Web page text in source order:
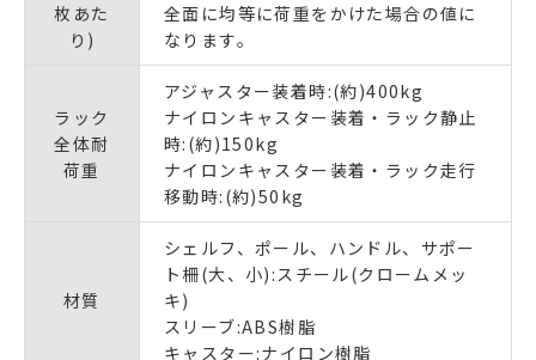
枚あた
り)
全面に均等に荷重をかけた場合の値に
なります。
ラック
全体耐
荷重
アジャスター装着時:(約)400kg
ナイロンキャスター装着・ラック静止
時:(約)150kg
ナイロンキャスター装着・ラック走行
移動時:(約)50kg
材質
シェルフ、ポール、ハンドル、サポー
ト柵(大、小):スチール(クロームメッ
キ)
スリーブ:ABS樹脂
キャスター:ナイロン樹脂